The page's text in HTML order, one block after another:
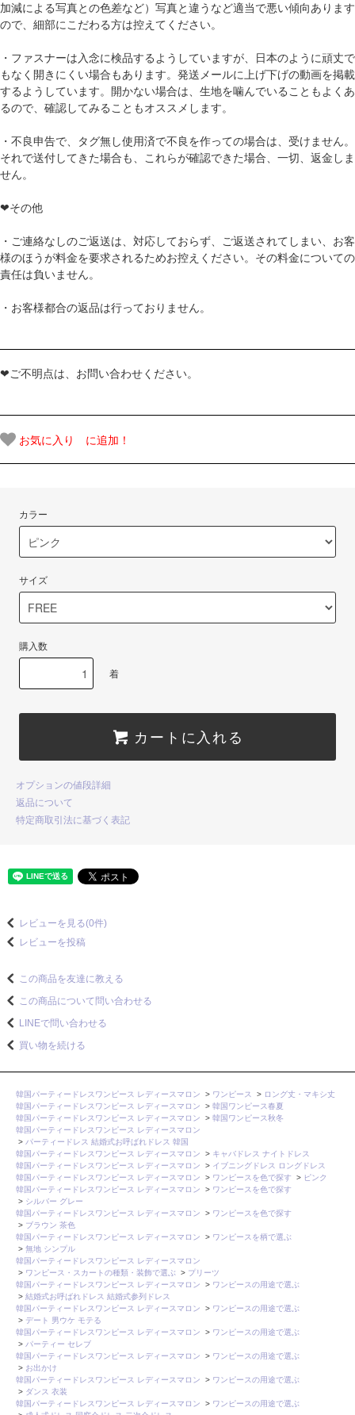
加減による写真との色差など）写真と違うなど適当で悪い傾向あります
ので、細部にこだわる方は控えてください。
・ファスナーは入念に検品するようしていますが、日本のように頑丈で
もなく開きにくい場合もあります。発送メールに上げ下げの動画を掲載
するようしています。開かない場合は、生地を噛んでいることもよくあ
るので、確認してみることもオススメします。
・不良申告で、タグ無し使用済で不良を作っての場合は、受けません。
それで送付してきた場合も、これらが確認できた場合、一切、返金しま
せん。
❤その他
・ご連絡なしのご返送は、対応しておらず、ご返送されてしまい、お客
様のほうが料金を要求されるためお控えください。その料金についての
責任は負いません。
・お客様都合の返品は行っておりません。
❤ご不明点は、お問い合わせください。
お気に入り に追加！
カラー
サイズ
購入数
着
カートに入れる
オプションの値段詳細
返品について
特定商取引法に基づく表記
レビューを見る(0件)
レビューを投稿
この商品を友達に教える
この商品について問い合わせる
LINEで問い合わせる
買い物を続ける
韓国パーティードレスワンピース レディースマロン > ワンピース > ロング丈・マキシ丈
韓国パーティードレスワンピース レディースマロン
> 韓国ワンピース春夏
韓国パーティードレスワンピース レディースマロン
> 韓国ワンピース秋冬
韓国パーティードレスワンピース レディースマロン
> パーティードレス 結婚式お呼ばれドレス 韓国
韓国パーティードレスワンピース レディースマロン
> キャバドレス ナイトドレス
韓国パーティードレスワンピース レディースマロン
> イブニングドレス ロングドレス
韓国パーティードレスワンピース レディースマロン
> ワンピースを色で探す > ピンク
韓国パーティードレスワンピース レディースマロン
> ワンピースを色で探す
> シルバー グレー
韓国パーティードレスワンピース レディースマロン
> ワンピースを色で探す
> ブラウン 茶色
韓国パーティードレスワンピース レディースマロン
> ワンピースを柄で選ぶ
> 無地 シンプル
韓国パーティードレスワンピース レディースマロン
> ワンピース・スカートの種類・装飾で選ぶ > プリーツ
韓国パーティードレスワンピース レディースマロン
> ワンピースの用途で選ぶ
> 結婚式お呼ばれドレス 結婚式参列ドレス
韓国パーティードレスワンピース レディースマロン
> ワンピースの用途で選ぶ
> デート 男ウケ モテる
韓国パーティードレスワンピース レディースマロン
> ワンピースの用途で選ぶ
> パーティー セレブ
韓国パーティードレスワンピース レディースマロン
> ワンピースの用途で選ぶ
> お出かけ
韓国パーティードレスワンピース レディースマロン
> ワンピースの用途で選ぶ
> ダンス 衣装
韓国パーティードレスワンピース レディースマロン
> ワンピースの用途で選ぶ